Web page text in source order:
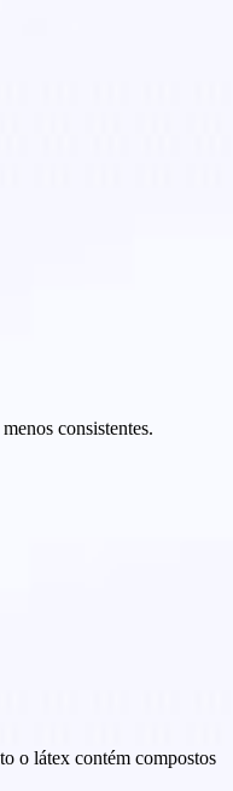
consistentes.
o látex contém compostos